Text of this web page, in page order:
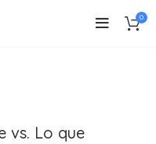
0
vs. Lo que